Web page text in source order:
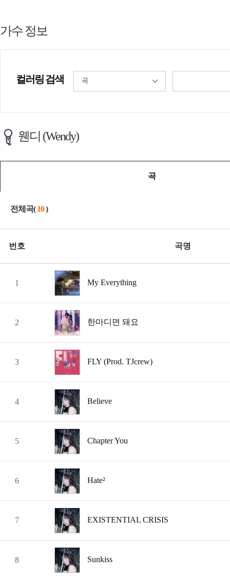
가수 정보
컬러링 검색 곡
웬디 (Wendy)
곡
전체곡(10)
번호 곡명
1 My Everything
2 한마디면 돼요
3 FLY (Prod. TJcrew)
4 Believe
5 Chapter You
6 Hate²
7 EXISTENTIAL CRISIS
8 Sunkiss